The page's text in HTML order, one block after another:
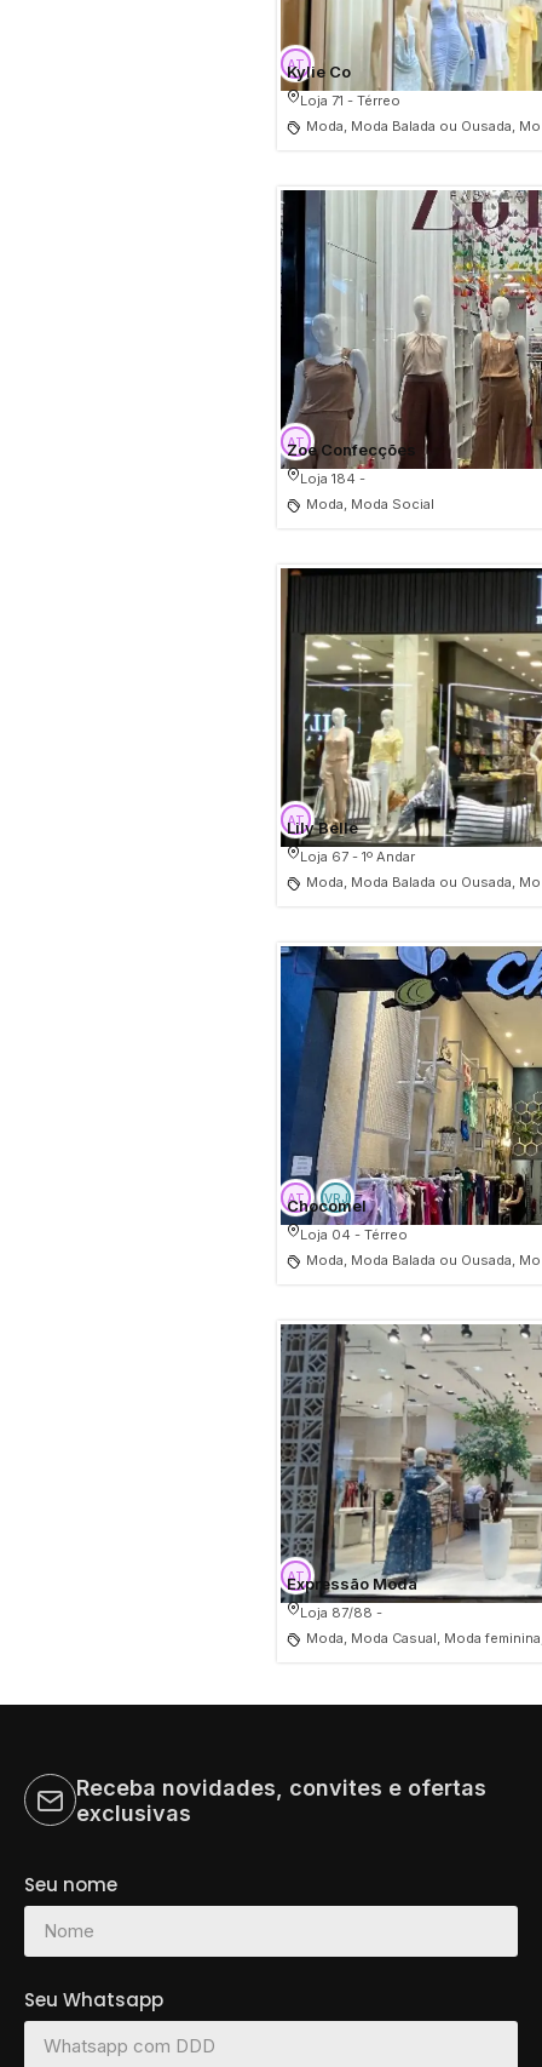
Kylie Co
Loja 71 - Térreo
Moda, Moda Balada ou Ousada,
Zoe Confecções
Loja 184 -
Moda, Moda Social
Lily Belle
Loja 67 - 1º Andar
Moda, Moda Balada ou Ousada,
Chocomel
Loja 04 - Térreo
Moda, Moda Balada ou Ousada,
Expressão Moda
Loja 87/88 -
Moda, Moda Casual, Moda
Receba novidades, convites e ofertas
exclusivas
Seu nome
Seu Whatsapp